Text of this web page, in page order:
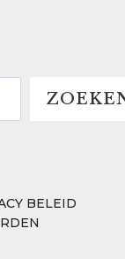
BELEID